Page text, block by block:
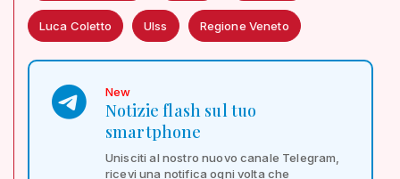
Luca Coletto Ulss Regione Veneto
New
Notizie flash sul tuo
smartphone
Unisciti al nostro nuovo canale Telegram,
ricevi una notifica ogni volta che